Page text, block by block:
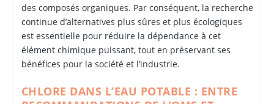
des composés organiques. Par conséquent, la recherche
continue d’alternatives plus sûres et plus écologiques
est essentielle pour réduire la dépendance à cet
élément chimique puissant, tout en préservant ses
bénéfices pour la société et l’industrie.
CHLORE DANS L’EAU POTABLE : ENTRE